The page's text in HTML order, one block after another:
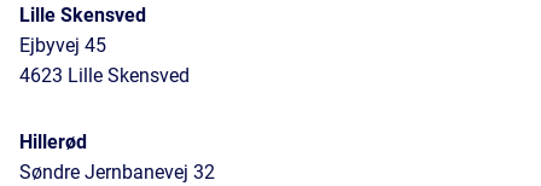
Lille Skensved
Ejbyvej 45
4623 Lille Skensved
Hillerød
Søndre Jernbanevej 32